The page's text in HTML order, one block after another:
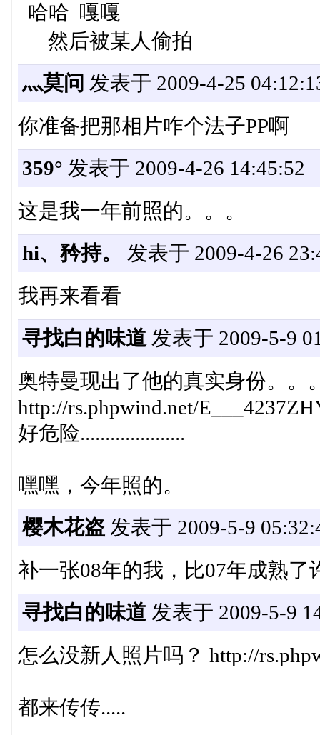
哈哈 嘎嘎
然后被某人偷拍
灬莫问 发表于 2009-4-25
你准备把那相片咋个法子PP啊
359° 发表于 2009-4-26 14:45:52
这是我一年前照的。。。
hi、矜持。
发表于 2009-4-26
我再来看看
寻找白的味道 发表于 2009-5-9
奥特曼现出了他的真实身份。。
http://rs.phpwind.net/
好危险.....................
嘿嘿，今年照的。
樱木花盗 发表于 2009-5-9
补一张08年的我，比07年成熟了
寻找白的味道 发表于 2009-5-9
怎么没新人照片吗？ http://
都来传传.....